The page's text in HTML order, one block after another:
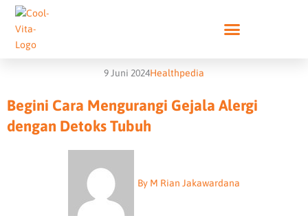
Lewati
9 Juni 2024Healthpedia
Begini Cara Mengurangi Gejala Alergi
dengan Detoks Tubuh
By M Rian Jakawardana